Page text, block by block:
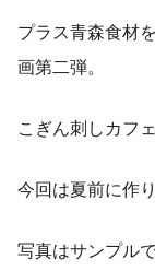
プラス青森食材
画第二弾。
こぎん刺しカフ
今回は夏前に作
写真はサンプルで